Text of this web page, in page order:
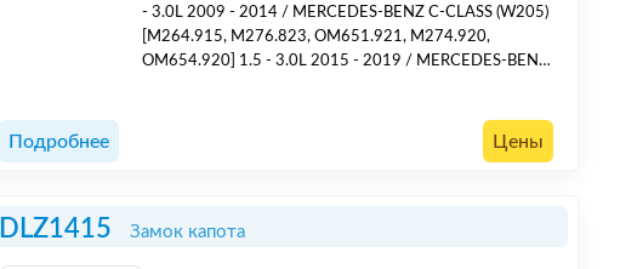
- 3.0L 2009 - 2014 / MERCEDES-BENZ C-CLASS (W205)
[M264.915, M276.823, OM651.921, M274.920,
OM654.920] 1.5 - 3.0L 2015 - 2019 / MERCEDES-BENZ
2016 / MERCEDES-BENZ GL-CLASS (X166) [M276.821,
M278.928] 3.0 - 4.7L 2012 - 2015 / MERCEDE...
Подробнее Цены
DLZ1415 Замок капота